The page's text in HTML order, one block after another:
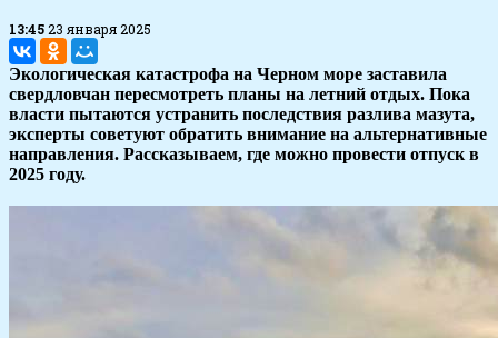
13:4523 января 2025
Экологическая катастрофа на Черном море заставила
свердловчан пересмотреть планы на летний отдых. Пока
власти пытаются устранить последствия разлива мазута,
эксперты советуют обратить внимание на альтернативные
направления. Рассказываем, где можно провести отпуск в
2025 году.